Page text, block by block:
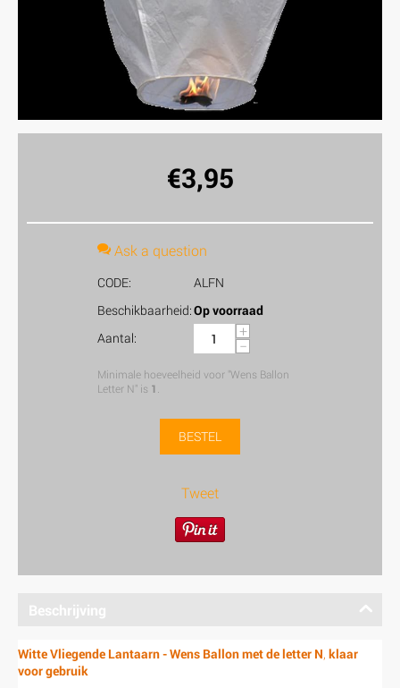
€3,95
Ask a question
CODE:
ALFN
Beschikbaarheid:Op voorraad
Aantal:
+
−
Minimale hoeveelheid voor "Wens Ballon
Letter N" is 1
BESTEL
Tweet
Beschrijving
Witte Vliegende Lantaarn - Wens Ballon met de letter N, klaar
voor gebruik